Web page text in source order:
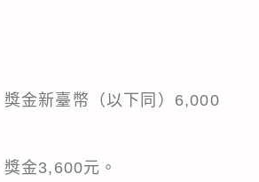
金新臺幣（以下同）6,000
金3,600元。